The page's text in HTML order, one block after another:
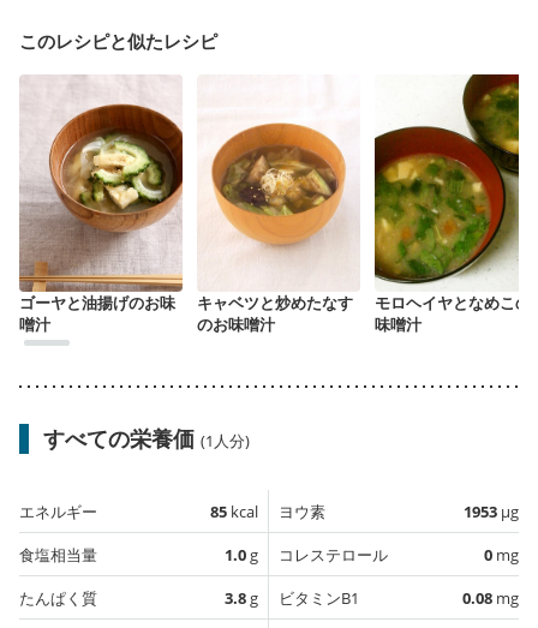
このレシピと似たレシピ
ゴーヤと油揚げのお味
噌汁
キャベツと炒めたなす
のお味噌汁
モロヘイヤとなめこの
味噌汁
すべての栄養価 (1人分)
エネルギー 85 kcal
食塩相当量
1.0g
たんぱく質
3.8g
ヨウ素 1953 µg
コレステロール
0 mg
ビタミンB1
0.08 mg